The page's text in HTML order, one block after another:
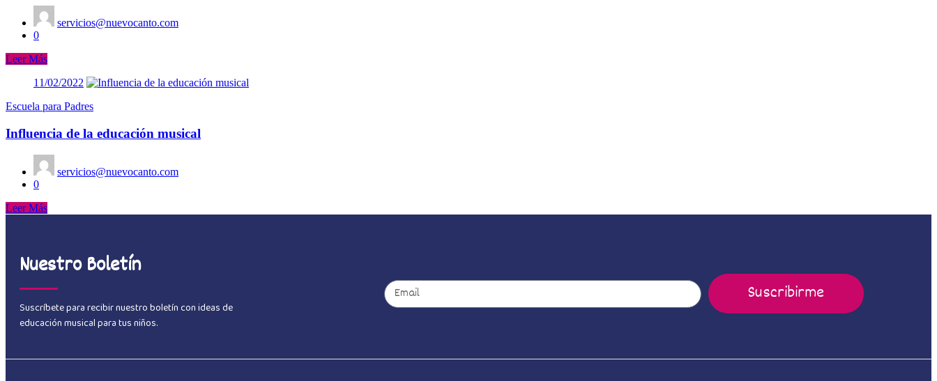
servicios@nuevocanto.com
0
Leer Más
11/02/2022
Escuela para Padres
Influencia de la educación musical
servicios@nuevocanto.com
0
Leer Más
Nuestro Boletín
Suscríbete para recibir nuestro boletín con ideas de
educación musical para tus niños.
Suscribirme